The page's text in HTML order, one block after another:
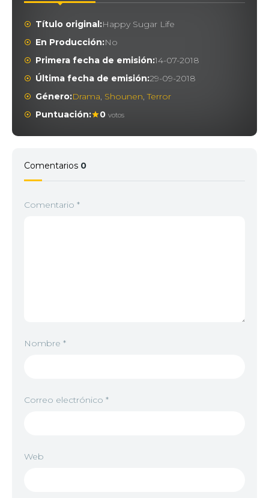
Título original:Happy Sugar Life
En Producción:No
Primera fecha de emisión:14-07-2018
Última fecha de emisión:29-09-2018
Género:Drama, Shounen,Terror
Puntuación:
0 votos
Comentarios 0
Comentario *
Nombre *
Correo electrónico *
Web